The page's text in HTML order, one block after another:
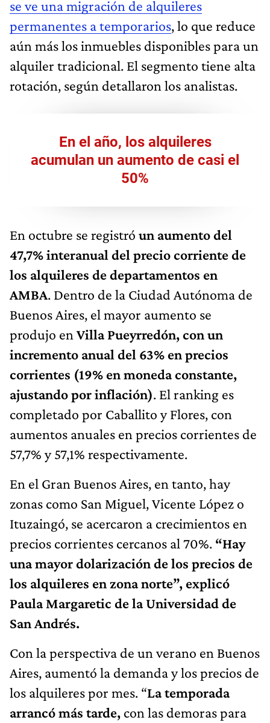
se ve una migración de alquileres
permanentes a temporarios, lo que reduce
aún más los inmuebles disponibles para un
alquiler tradicional. El segmento tiene alta
rotación, según detallaron los analistas.
En el año, los alquileres
acumulan un aumento de casi el
50%
En octubre se registró un aumento del
47,7% interanual del precio corriente de
los alquileres de departamentos en
AMBA. Dentro de la Ciudad Autónoma de
Buenos Aires, el mayor aumento se
produjo en Villa Pueyrredón, con un
incremento anual del 63% en precios
corrientes (19% en moneda constante,
ajustando por inflación). El ranking es
completado por Caballito y Flores, con
aumentos anuales en precios corrientes de
57,7% y 57,1% respectivamente.
En el Gran Buenos Aires, en tanto, hay
zonas como San Miguel, Vicente López o
Ituzaingó, se acercaron a crecimientos en
precios corrientes cercanos al 70%. “Hay
una mayor dolarización de los precios de
los alquileres en zona norte”, explicó
Paula Margaretic de la Universidad de
San Andrés.
Con la perspectiva de un verano en Buenos
Aires, aumentó la demanda y los precios de
los alquileres por mes. “La temporada
arrancó más tarde, con las demoras para